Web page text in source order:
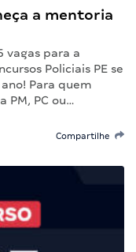
a mentoria
vagas para a
Policiais PE se
Para quem
PM, PC ou…
Compartilhe